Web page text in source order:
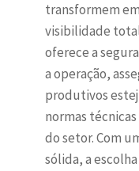
transformem
visibilidade
oferece a
a operação,
produtivos
normas
do setor. Com
sólida, a